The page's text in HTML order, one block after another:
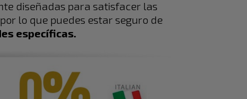
diseñadas para satisfacer las
por lo que puedes estar seguro de
específicas.